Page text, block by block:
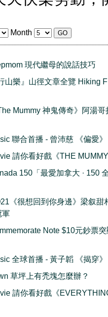
Month
現代繼母的說話技巧
山樂』山徑文章全覽 Hiking
Mummy 神鬼傳奇》阿湯
聯合首播 - 曾沛慈 《偏愛》
請你看好戲《THE
150「最愛加拿大 · 150
《很想回到你身邊》梁叙甜
軍
Note $10元鈔票
全球首播 - 黃子韜 《揭穿》
草坪上有禿塊怎麼辦？
請你看好戲《